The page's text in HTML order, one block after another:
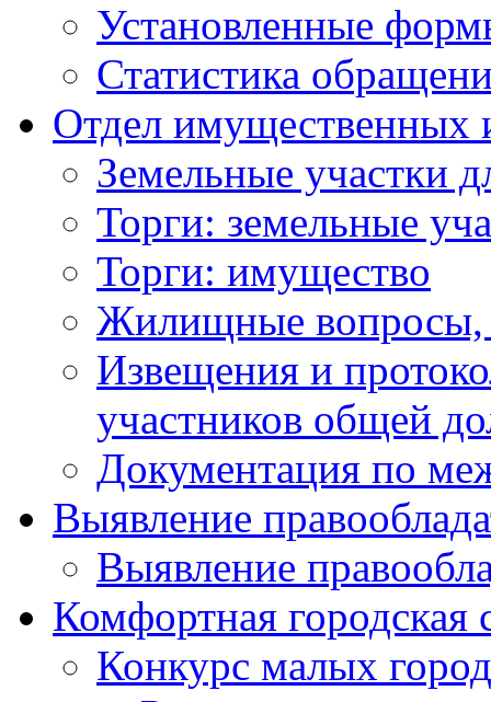
Установленные
Статистика
Отдел имущественных
Земельные участки
Торги: земельные
Торги: имущество
Жилищные вопросы,
Извещения и
участников общей
Документация по
Выявление
Выявление
Комфортная городская
Конкурс малых